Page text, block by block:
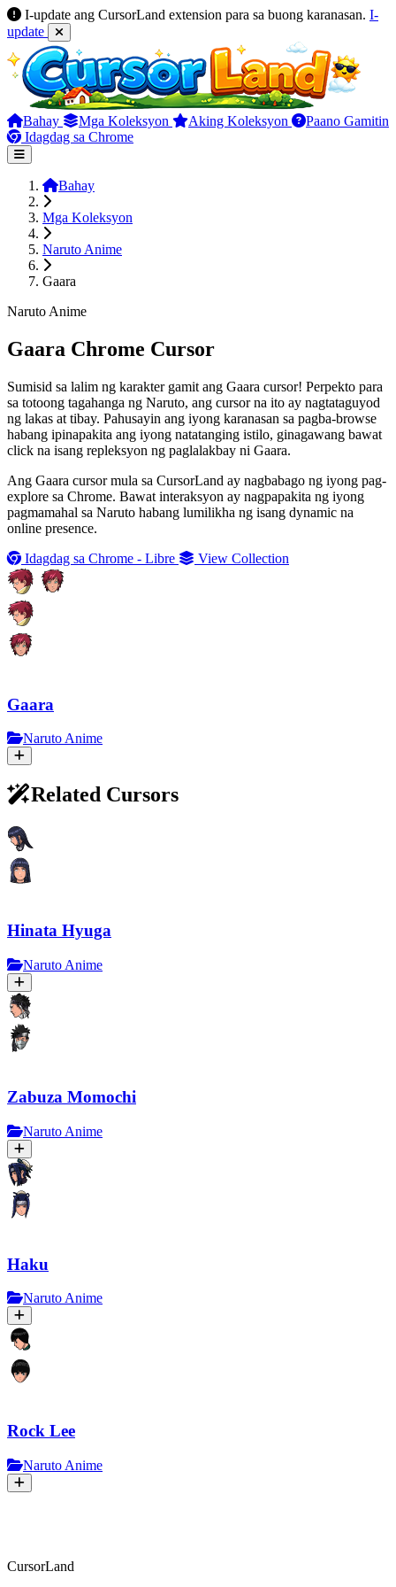
I-update ang CursorLand extension para sa buong karanasan. I-
update
Bahay Mga Koleksyon Aking Koleksyon
Paano Gamitin
Idagdag sa Chrome
Bahay
Mga Koleksyon
Naruto Anime
Gaara
Naruto Anime
Gaara Chrome Cursor
Sumisid sa lalim ng karakter gamit ang Gaara cursor! Perpekto para
sa totoong tagahanga ng Naruto, ang cursor na ito ay nagtataguyod
ng lakas at tibay. Pahusayin ang iyong karanasan sa pagba-browse
habang ipinapakita ang iyong natatanging istilo, ginagawang bawat
click na isang repleksyon ng paglalakbay ni Gaara.
Ang Gaara cursor mula sa CursorLand ay nagbabago ng iyong pag-
explore sa Chrome. Bawat interaksyon ay nagpapakita ng iyong
pagmamahal sa Naruto habang lumilikha ng isang dynamic na
online presence.
Idagdag sa Chrome - Libre
View Collection
Gaara
Naruto Anime
Related Cursors
Hinata Hyuga
Naruto Anime
Zabuza Momochi
Naruto Anime
Haku
Naruto Anime
Rock Lee
Naruto Anime
CursorLand